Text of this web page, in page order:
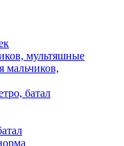
мультяшные
мальчиков,
батал